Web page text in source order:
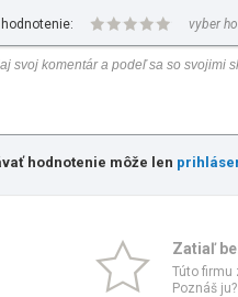
hodnotenie: vyber
hodnotenie môže len
Zatiaľ
Túto firmu
Poznáš